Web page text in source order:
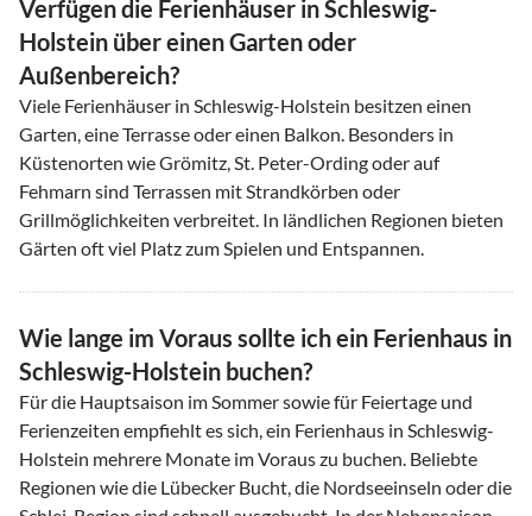
Verfügen die Ferienhäuser in Schleswig-
Holstein über einen Garten oder
Außenbereich?
Viele Ferienhäuser in Schleswig-Holstein besitzen einen
Garten, eine Terrasse oder einen Balkon. Besonders in
Küstenorten wie Grömitz, St. Peter-Ording oder auf
Fehmarn sind Terrassen mit Strandkörben oder
Grillmöglichkeiten verbreitet. In ländlichen Regionen bieten
Gärten oft viel Platz zum Spielen und Entspannen.
Wie lange im Voraus sollte ich ein Ferienhaus in
Schleswig-Holstein buchen?
Für die Hauptsaison im Sommer sowie für Feiertage und
Ferienzeiten empfiehlt es sich, ein Ferienhaus in Schleswig-
Holstein mehrere Monate im Voraus zu buchen. Beliebte
Regionen wie die Lübecker Bucht, die Nordseeinseln oder die